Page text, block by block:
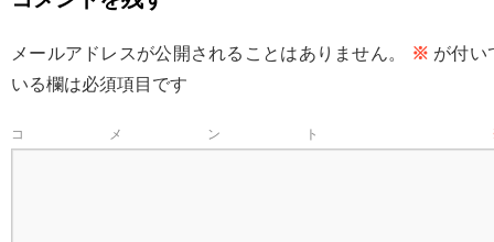
メールアドレスが公開されることはありません。 ※ が付い
いる欄は必須項目です
コメント